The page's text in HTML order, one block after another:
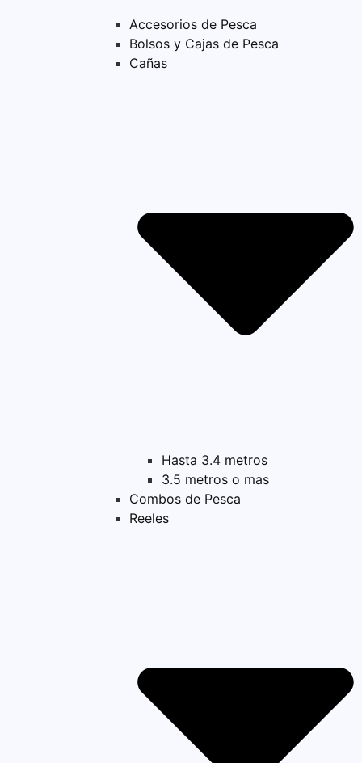
Accesorios de Pesca
Bolsos y Cajas de Pesca
Cañas
Hasta 3.4 metros
3.5 metros o mas
Combos de Pesca
Reeles